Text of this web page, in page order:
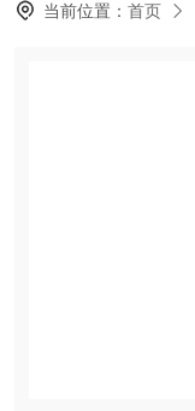
当前位置： 首页